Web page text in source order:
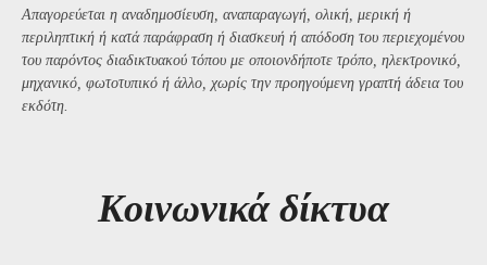
Απαγορεύεται η αναδημοσίευση, αναπαραγωγή, ολική, μερική ή
περιληπτική ή κατά παράφραση ή διασκευή ή απόδοση του περιεχομένου
του παρόντος διαδικτυακού τόπου με οποιονδήποτε τρόπο, ηλεκτρονικό,
μηχανικό, φωτοτυπικό ή άλλο, χωρίς την προηγούμενη γραπτή άδεια του
εκδότη.
Kοινωνικά δίκτυα